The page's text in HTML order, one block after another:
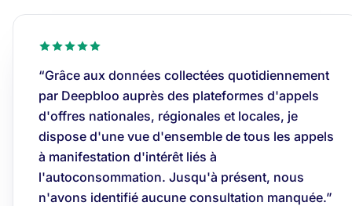
“Grâce aux données collectées quotidiennement
par Deepbloo auprès des plateformes d'appels
d'offres nationales, régionales et locales, je
dispose d'une vue d'ensemble de tous les appels
à manifestation d'intérêt liés à
l'autoconsommation. Jusqu'à présent, nous
n'avons identifié aucune consultation manquée.”